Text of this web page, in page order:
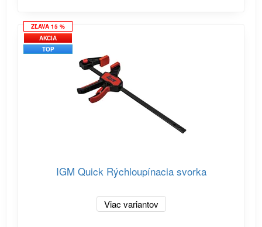
ZĽAVA 15 %
AKCIA
TOP
IGM Quick Rýchloupínacia svorka
Viac variantov